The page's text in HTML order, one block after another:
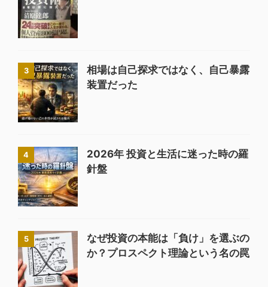
3
相場は自己探求ではなく、自己暴露
装置だった
4
2026年 投資と生活に迷った時の羅
針盤
5
なぜ投資の本能は「負け」を選ぶの
か？プロスペクト理論という名の罠